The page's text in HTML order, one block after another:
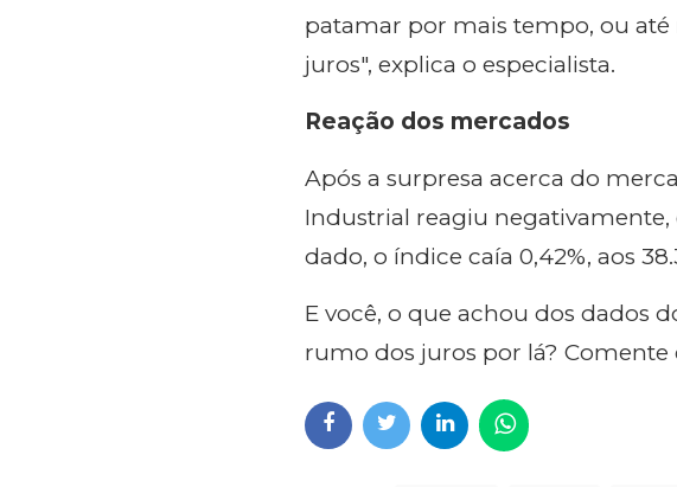
patamar por mais tempo, ou
juros", explica o especialista.
Reação dos mercados
Após a surpresa acerca do
Industrial reagiu
dado, o índice caía 0,42%, aos
E você, o que achou dos dados
rumo dos juros por lá? Comente